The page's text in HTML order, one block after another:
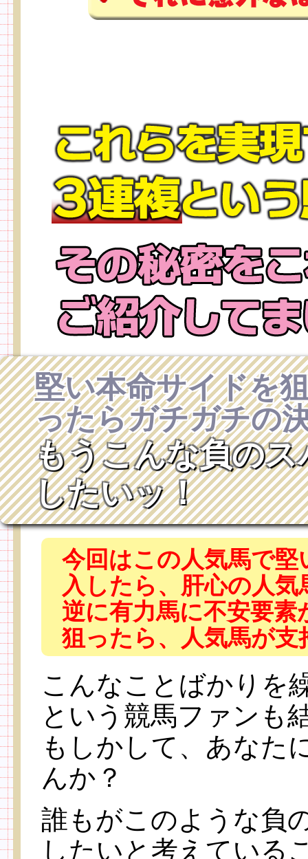
堅い本命サイドを
ったらガチガチの
もうこんな負の
したいッ！
今回はこの人気馬で
入したら、肝心の人
逆に有力馬に不安要
狙ったら、人気馬が
こんなことばかりを
という競馬ファンも
もしかして、あなた
んか？
誰もがこのような負
したいと考えている